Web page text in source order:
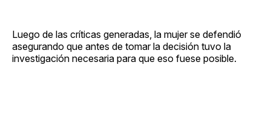
Luego de las críticas generadas, la mujer se defendió
asegurando que antes de tomar la decisión tuvo la
investigación necesaria para que eso fuese posible.